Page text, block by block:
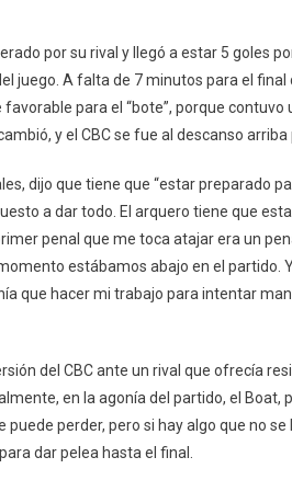
por su rival y llegó a estar 5 goles
juego. A falta de 7 minutos para el
para el “bote”, porque contuvo
y el CBC se fue al descanso arriba
dijo que tiene que “estar preparado
a dar todo. El arquero tiene que
penal que me toca atajar era un
estábamos abajo en el partido.
que hacer mi trabajo para intentar
del CBC ante un rival que ofrecía
en la agonía del partido, el Boat,
perder, pero si hay algo que no
dar pelea hasta el final.